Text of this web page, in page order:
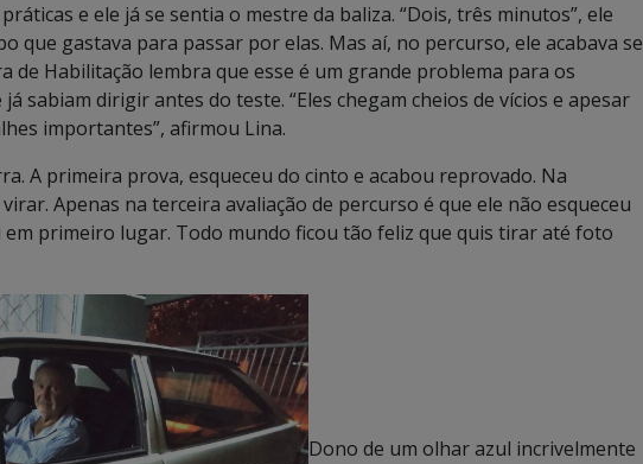
e ele já se sentia o mestre da baliza. “Dois, três minutos”, ele
que gastava para passar por elas. Mas aí, no percurso, ele acabava se
de Habilitação lembra que esse é um grande problema para os
sabiam dirigir antes do teste. “Eles chegam cheios de vícios e apesar
importantes”, afirmou Lina.
A primeira prova, esqueceu do cinto e acabou reprovado. Na
Apenas na terceira avaliação de percurso é que ele não esqueceu
em primeiro lugar. Todo mundo ficou tão feliz que quis tirar até foto
Dono de um olhar azul incrivelmente